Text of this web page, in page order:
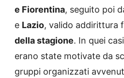
e Fiorentina, seguito poi
e Lazio, valido addirittura
della stagione. In quei
erano state motivate da
gruppi organizzati